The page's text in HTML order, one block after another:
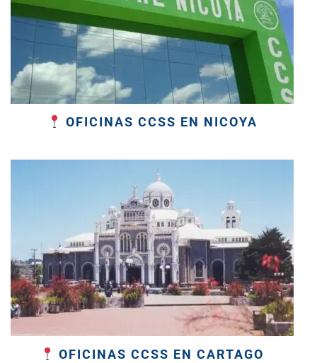
OFICINAS CCSS EN NICOYA
OFICINAS CCSS EN CARTAGO